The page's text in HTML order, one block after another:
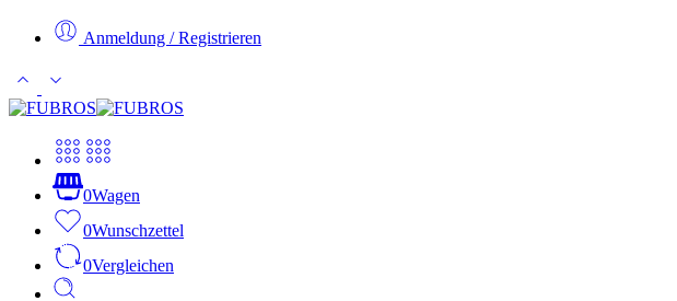
Anmeldung / Registrieren
0Wagen
0Wunschzettel
0Vergleichen